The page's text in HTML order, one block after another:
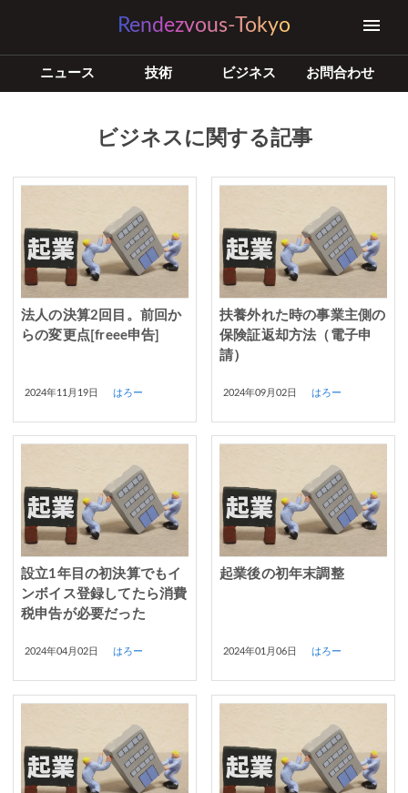
Rendezvous-Tokyo
ニュース 技術 ビジネス お問合わせ
ビジネスに関する記事
法人の決算2回目。前回か
らの変更点[freee申告]
2024年11月19日 はろー
扶養外れた時の事業主側の
保険証返却方法（電子申
請）
2024年09月02日 はろー
設立1年目の初決算でもイ
ンボイス登録してたら消費
税申告が必要だった
2024年04月02日 はろー
起業後の初年末調整
2024年01月06日 はろー